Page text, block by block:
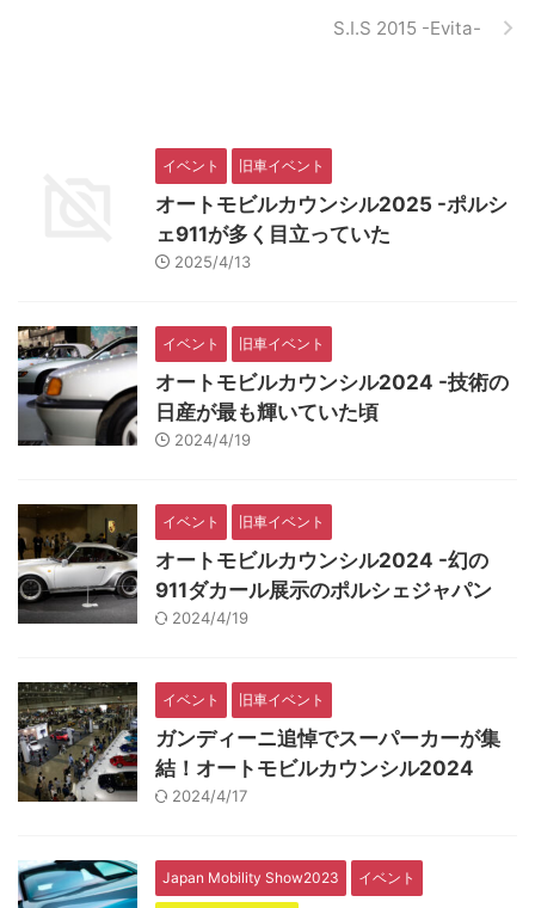
S.I.S 2015 -Evita-
イベント 旧車イベント
オートモビルカウンシル2025 -ポルシ
ェ911が多く目立っていた
2025/4/13
イベント 旧車イベント
オートモビルカウンシル2024 -技術の
日産が最も輝いていた頃
2024/4/19
イベント 旧車イベント
オートモビルカウンシル2024 -幻の
911ダカール展示のポルシェジャパン
2024/4/19
イベント 旧車イベント
ガンディーニ追悼でスーパーカーが集
結！オートモビルカウンシル2024
2024/4/17
Japan Mobility Show2023 イベント